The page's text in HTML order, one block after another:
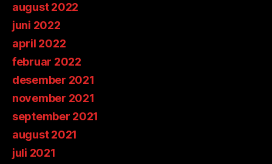
august 2022
juni 2022
april 2022
februar 2022
desember 2021
november 2021
september 2021
august 2021
juli 2021